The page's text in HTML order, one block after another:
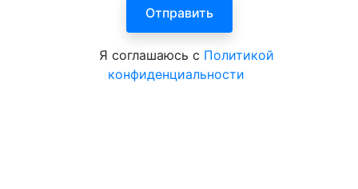
Я соглашаюсь с Политикой
конфиденциальности